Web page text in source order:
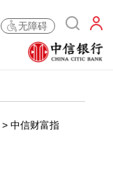
无障碍
>中信财富指